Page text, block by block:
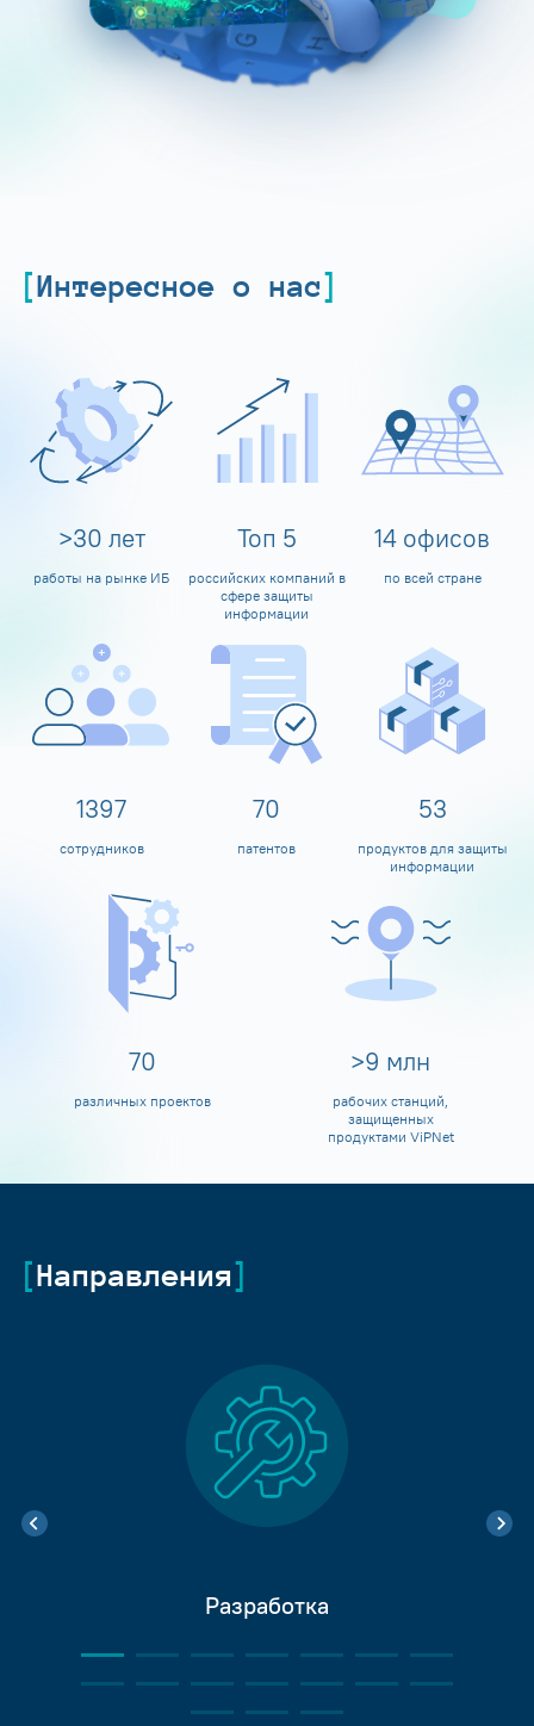
Интересное о нас
>30 лет
работы на рынке ИБ
Топ 5
российских компаний в
сфере защиты
информации
14 офисов
по всей стране
1595
сотрудников
80
патентов
60
продуктов для защиты
информации
80
различных проектов
>10 млн
рабочих станций,
защищенных
продуктами ViPNet
Направления
Разработка